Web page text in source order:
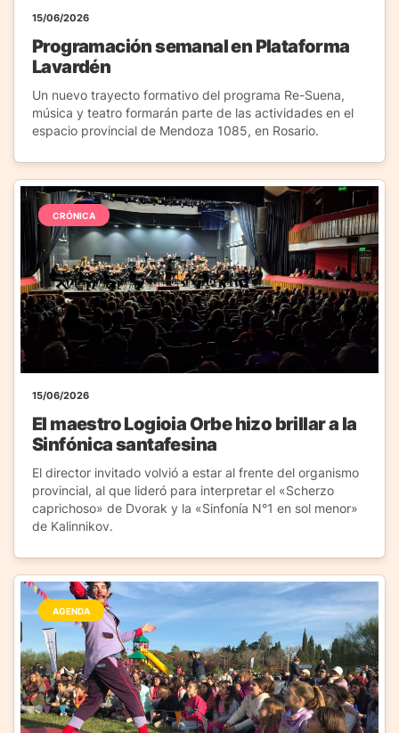
15/06/2026
Programación semanal en Plataforma
Lavardén
Un nuevo trayecto formativo del programa Re-Suena,
música y teatro formarán parte de las actividades en el
espacio provincial de Mendoza 1085, en Rosario.
CRÓNICA
15/06/2026
El maestro Logioia Orbe hizo brillar a la
Sinfónica santafesina
El director invitado volvió a estar al frente del organismo
provincial, al que lideró para interpretar el «Scherzo
caprichoso» de Dvorak y la «Sinfonía N°1 en sol menor»
de Kalinnikov.
AGENDA